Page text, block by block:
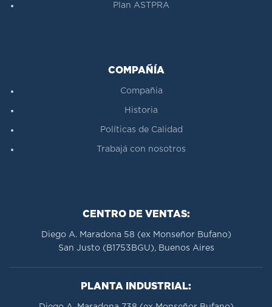
Plan ASTPRA
COMPAÑÍA
Compañia
Historia
Políticas de Calidad
Trabajá con nosotros
CENTRO DE VENTAS:
Diego A. Maradona 58 (ex Monseñor Bufano)
San Justo (B1753BGU), Buenos Aires
PLANTA INDUSTRIAL: